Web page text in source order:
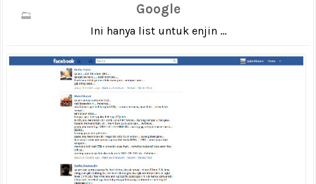
Google
Ini hanya list untuk enjin ...